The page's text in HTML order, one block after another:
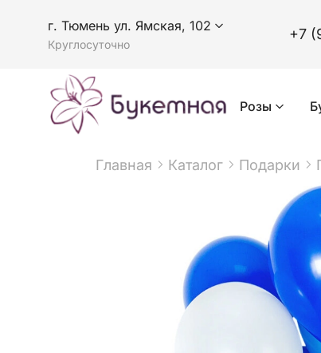
г. Тюмень ул. Ямская, 102
Круглосуточно
+7
Розы
Главная Каталог Подарки